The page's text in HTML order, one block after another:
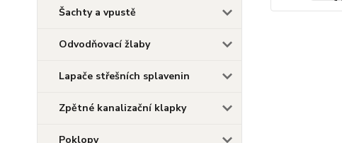
Šachty a vpustě
Odvodňovací žlaby
Lapače střešních splavenin
Zpětné kanalizační klapky
Poklopy